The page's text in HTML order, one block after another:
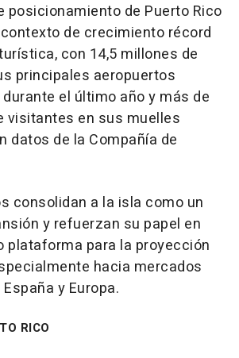
posicionamiento de Puerto Rico
de crecimiento récord
con 14,5 millones de
principales aeropuertos
el último año y más de
visitantes en sus muelles
datos de la Compañía de
consolidan a la isla como un
y refuerzan su papel en
plataforma para la proyección
hacia mercados
y Europa.
RICO